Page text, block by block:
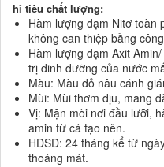
hỉ tiêu chất lượng:
Hàm lượng đạm Nitơ toàn
không can thiệp bằng
Hàm lượng đạm Axit
trị dinh dưỡng của nước
Màu: Màu đỏ nâu cánh
Mùi: Mùi thơm dịu, mang
Vị: Mặn mòi nơi đầu lưỡi,
amin từ cá tạo nên.
HDSD: 24 tháng kể từ
thoáng mát.